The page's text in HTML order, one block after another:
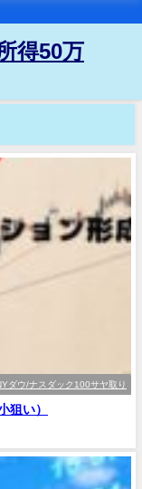
得50万
ダウ/ナスダック100サヤ取り
狙い）